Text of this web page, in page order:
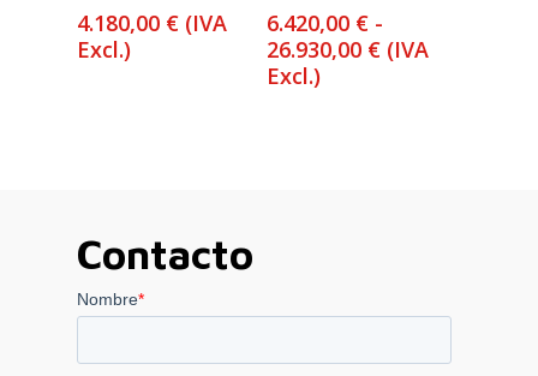
4.180,00 € (IVA
Excl.)
6.420,00 € -
26.930,00 €Rango
(IVA
Excl.)
Contacto